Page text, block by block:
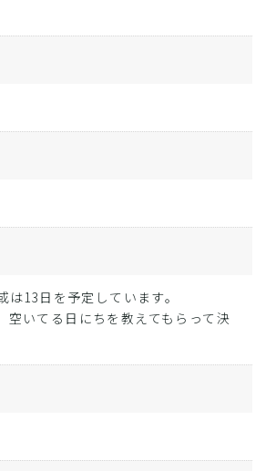
は13日を予定しています。
空いてる日にちを教えてもらって決